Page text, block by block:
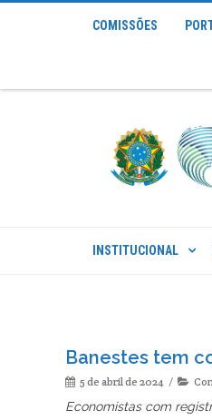
COMISSÕES
INSTITUCIONAL
Banestes tem
5 de abril de 2024
Economistas com